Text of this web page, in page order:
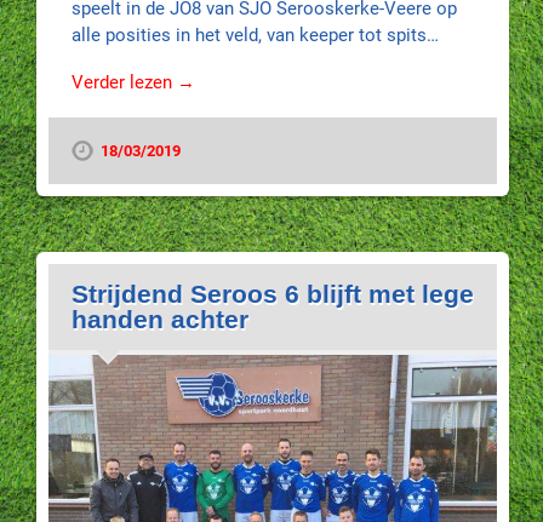
speelt in de JO8 van SJO Serooskerke-Veere op
alle posities in het veld, van keeper tot spits…
Verder lezen →
18/03/2019
Strijdend Seroos 6 blijft met lege
handen achter